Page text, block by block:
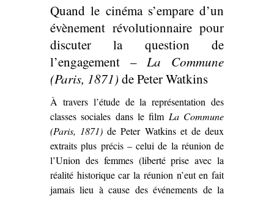
Quand le cinéma s’empare d’un
évènement révolutionnaire pour
discuter la question de
l’engagement –La Commune
(Paris, 1871) de Peter Watkins
À travers l’étude de la représentation des
classes sociales dans le film La Commune
(Paris, 1871) de Peter Watkins et de deux
extraits plus précis – celui de la réunion de
l’Union des femmes (liberté prise avec la
réalité historique car la réunion n’eut en fait
jamais lieu à cause des événements de la